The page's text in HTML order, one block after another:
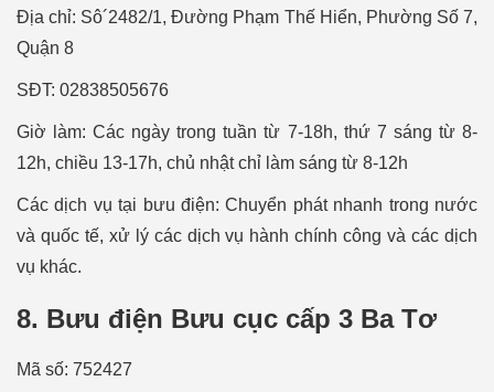
Địa chỉ: Sô´2482/1, Đường Phạm Thế Hiển, Phường Số 7,
Quận 8
SÐT: 02838505676
Giờ làm: Các ngày trong tuần từ 7-18h, thứ 7 sáng từ 8-
12h, chiều 13-17h, chủ nhật chỉ làm sáng từ 8-12h
Các dịch vụ tại bưu điện: Chuyển phát nhanh trong nước
và quốc tế, xử lý các dịch vụ hành chính công và các dịch
vụ khác.
8. Bưu điện Bưu cục cấp 3 Ba Tơ
Mã số: 752427